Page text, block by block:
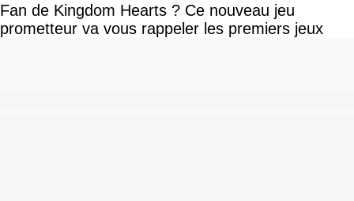
Fan de Kingdom Hearts ? Ce nouveau jeu
prometteur va vous rappeler les premiers jeux